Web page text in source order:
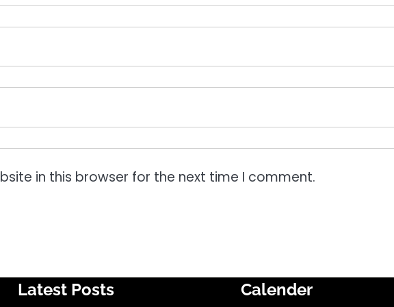
in this browser for the next time I comment.
Latest Posts Calender